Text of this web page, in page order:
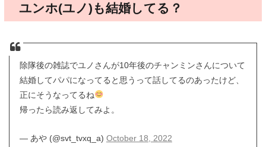
ユンホ(ユノ)も結婚してる？
除隊後の雑誌でユノさんが10年後のチャンミンさんについて
結婚してパパになってると思うって話してるのあったけど、
正にそうなってるね
帰ったら読み返してみよ。
— あや (@svt_tvxq_a) October 18, 2022